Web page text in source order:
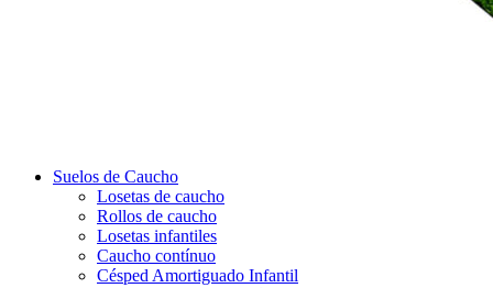
Suelos de Caucho
Losetas de caucho
Rollos de caucho
Losetas infantiles
Caucho contínuo
Césped Amortiguado Infantil